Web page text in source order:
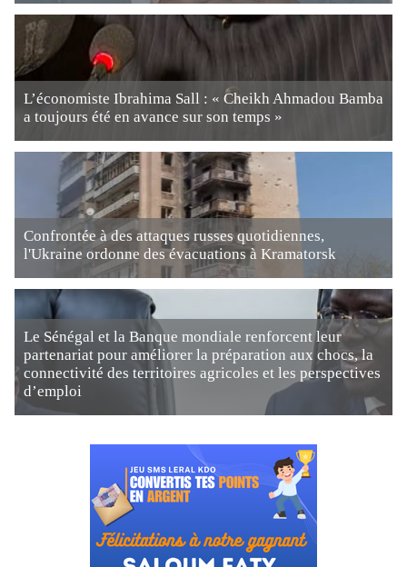
L’économiste Ibrahima Sall : « Cheikh Ahmadou Bamba
a toujours été en avance sur son temps »
Confrontée à des attaques russes quotidiennes,
l'Ukraine ordonne des évacuations à Kramatorsk
Le Sénégal et la Banque mondiale renforcent leur
partenariat pour améliorer la préparation aux chocs, la
connectivité des territoires agricoles et les perspectives
d’emploi